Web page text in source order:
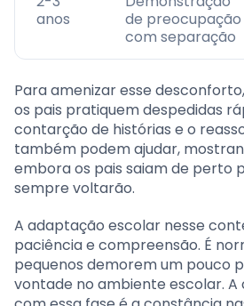
anos
de preocupação
com separação
Para amenizar esse
os pais pratiquem despedidas
contarção de histórias e o
também podem ajudar,
embora os pais saiam de perto
sempre voltarão.
A adaptação escolar nesse
paciência e compreensão. É
pequenos demorem um pouco
vontade no ambiente escolar.